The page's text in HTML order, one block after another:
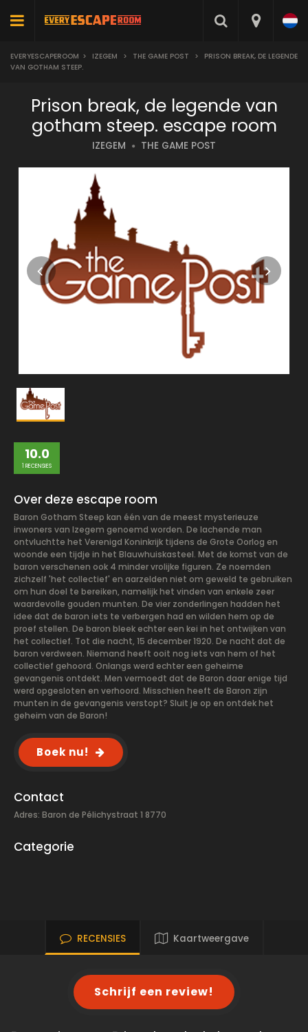
EVERYESCAPEROOM > IZEGEM > THE GAME POST >
PRISON BREAK, DE LEGENDE
VAN GOTHAM STEEP.
Prison break, de legende van
gotham steep. escape room
IZEGEM THE GAME POST
10.0
1 RECENSIES
Over deze escape room
Baron Gotham Steep kan één van de meest mysterieuze
inwoners van Izegem genoemd worden. De lachende man
ontvluchtte het Verenigd Koninkrijk tijdens de Grote Oorlog en
woonde een tijdje in het Blauwhuiskasteel. Met de komst van de
baron verschenen ook 4 minder vrolijke figuren. Ze noemden
zichzelf 'het collectief' en aarzelden niet om geweld te gebruiken
om hun doel te bereiken, namelijk het vinden van enkele zeer
waardevolle gouden munten. De vier zonderlingen hadden het
idee dat de baron iets te verbergen had en wilden hem op de
proef stellen. De baron bleek echter een kei in het ontwijken van
het collectief. Tot die nacht, 15 december 1920. De nacht dat de
baron verdween. Niemand heeft ooit nog iets van hem of het
collectief gehoord. Onlangs werd echter een geheime
gevangenis ontdekt. Men vermoedt dat de Baron daar enige tijd
werd opgesloten en verhoord. Misschien heeft de Baron zijn
munten in de gevangenis verstopt? Sluit je op en ontdek het
geheim van de Baron!
Boek nu!
Contact
Adres: Baron de Pélichystraat 1 8770
Categorie
RECENSIES Kaartweergave
Schrijf een review!